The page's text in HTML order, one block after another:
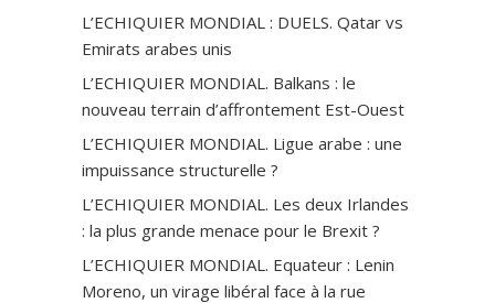
L’ECHIQUIER MONDIAL : DUELS. Qatar vs
Emirats arabes unis
L’ECHIQUIER MONDIAL. Balkans : le
nouveau terrain d’affrontement Est-Ouest
L’ECHIQUIER MONDIAL. Ligue arabe : une
impuissance structurelle ?
L’ECHIQUIER MONDIAL. Les deux Irlandes
: la plus grande menace pour le Brexit ?
L’ECHIQUIER MONDIAL. Equateur : Lenin
Moreno, un virage libéral face à la rue